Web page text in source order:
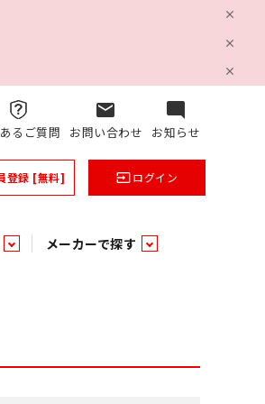
るご質問
mail
お問い合わせ
mode_comment
お知らせ
登録 [無料] inputログイン
ーツ用品
家庭補修
メーカーで探す